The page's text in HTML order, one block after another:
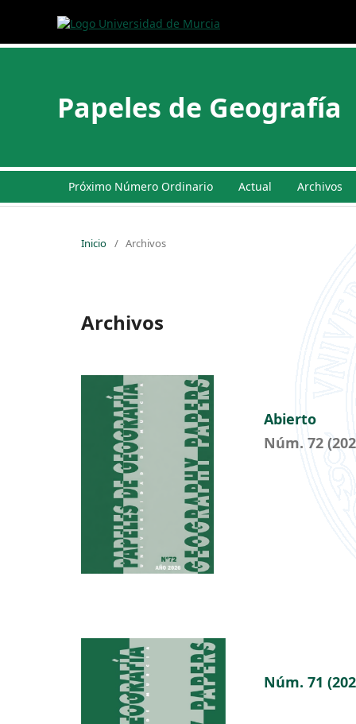
Papeles de Geografía
Próximo Número Ordinario Actual Archivos
Inicio / Archivos
Archivos
Abierto
Núm. 72
Núm. 71